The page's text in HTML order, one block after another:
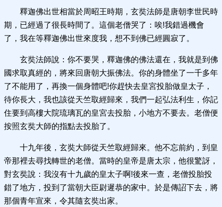
釋迦佛出世相當於周昭王時期，玄奘法師是唐朝李世民時
期，已經過了很長時間了。這個老僧哭了：唉!我錯過機會
了，我在等釋迦佛出世來度我，想不到佛已經圓寂了。
玄奘法師說：你不要哭，釋迦佛的佛法還在，我就是到佛
國求取真經的，將來回唐朝大振佛法。你的身體坐了一千多年
了不能用了，再換一個身體吧!你趕快去皇宮投胎做皇太子，
待你長大，我也該從天竺取經歸來，我們一起弘法利生，你記
住要到高樓大院琉璃瓦的皇宮去投胎，小地方不要去。老僧便
按照玄奘大師的指點去投胎了。
十九年後，玄奘大師從天竺取經歸來。他不忘前約，到皇
帝那裡去尋找轉世的老僧。當時的皇帝是唐太宗，他很驚訝，
對玄奘說：我沒有十九歲的皇太子啊!後來一查，老僧投胎投
錯了地方，投到了當朝大臣尉遲恭的家中。於是傳詔下去，將
那個青年宣來，令其隨玄奘出家。